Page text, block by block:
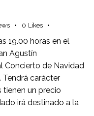
0 Likes
19.00 horas en el
Agustín
Concierto de Navidad
Tendrá carácter
tienen un precio
irá destinado a la